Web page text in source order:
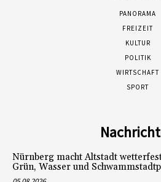
PANORAMA
FREIZEIT
KULTUR
POLITIK
WIRTSCHAFT
SPORT
Nürnberg macht Altstadt
Grün, Wasser und